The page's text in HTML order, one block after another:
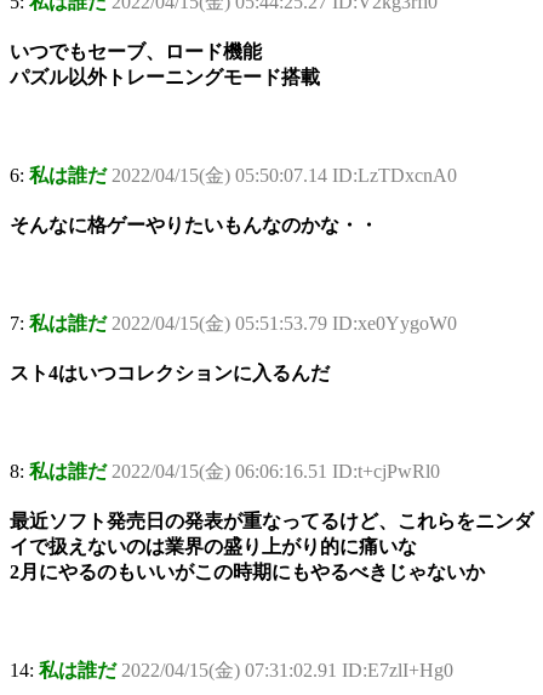
いつでもセーブ、ロード機能
パズル以外トレーニングモード搭載
6: 私は誰だ 2022/04/15(金) 05:50:07.14 ID:LzTDxcnA0
そんなに格ゲーやりたいもんなのかな・・
7: 私は誰だ 2022/04/15(金) 05:51:53.79 ID:xe0YygoW0
スト4はいつコレクションに入るんだ
8: 私は誰だ 2022/04/15(金) 06:06:16.51 ID:t+cjPwRl0
最近ソフト発売日の発表が重なってるけど、これらをニンダ
イで扱えないのは業界の盛り上がり的に痛いな
2月にやるのもいいがこの時期にもやるべきじゃないか
14: 私は誰だ 2022/04/15(金) 07:31:02.91 ID:E7zlI+Hg0